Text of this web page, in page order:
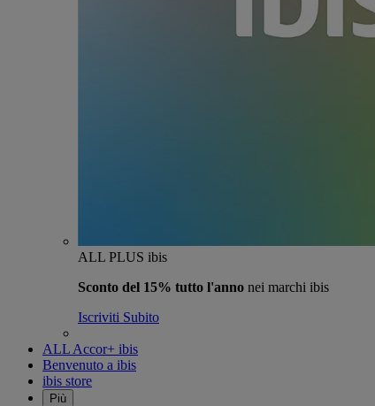
ALL PLUS ibis
Sconto del 15% tutto l'anno nei marchi ibis
Iscriviti Subito
ALL Accor+ ibis
Benvenuto a ibis
ibis store
Più